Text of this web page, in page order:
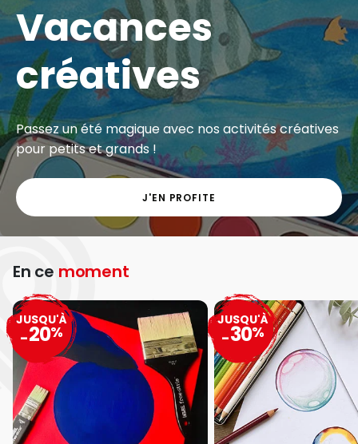
Vacances
créatives
Passez un été magique avec nos activités créatives
pour petits et grands !
J'EN PROFITE
En ce moment
JUSQU'À
-20%
JUSQU'À
-30%